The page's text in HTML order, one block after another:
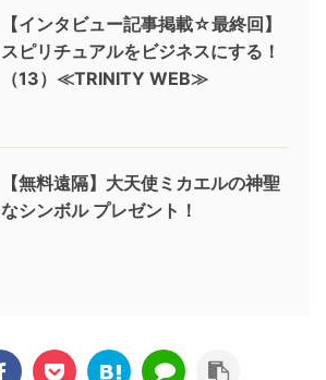
【インタビュー記事掲載☆最終回】
スピリチュアルをビジネスにする！
（13）≪TRINITY WEB≫
【無料遠隔】大天使ミカエルの神聖
なシンボル プレゼント！